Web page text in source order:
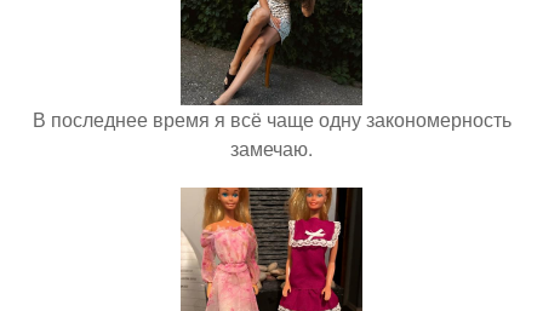
В последнее время я всё чаще одну закономерность
замечаю.